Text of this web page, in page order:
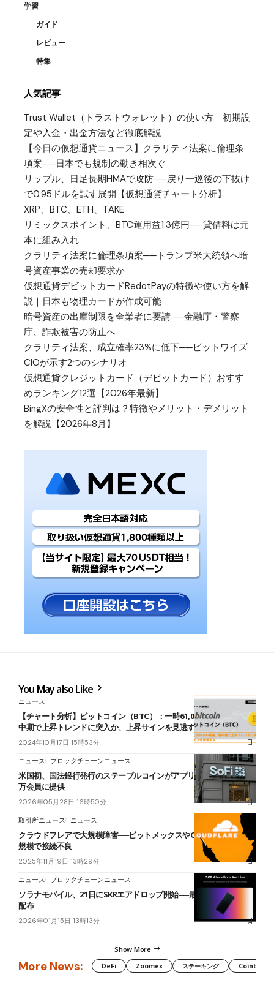
学習
ガイド
レビュー
特集
人気記事
Trust Wallet（トラストウォレット）の使い方｜初期設
定や入金・出金方法など徹底解説
【今日の仮想通貨ニュース】クラリティ法案に倫理条
項案──日本でも規制の動き相次ぐ
リップル、日足長期HMAで攻防──戻り一巡後の下抜け
で0.95ドルを試す展開【仮想通貨チャート分析】
XRP、BTC、ETH、TAKE
リミックスポイント、BTC運用益1.3億円──貸借料は元
本に組み入れ
クラリティ法案に倫理条項案──トランプ米大統領へ暗
号資産事業の売却要求か
仮想通貨デビットカードRedotPayの特徴や使い方を解
説｜日本も物理カードが作成可能
暗号資産の出庫制限を全業者に要請──金融庁・警察
庁、詐欺被害の防止へ
クラリティ法案、成立確率23%に低下──ビットワイズ
CIOが示す2つのシナリオ
仮想通貨クレジットカード（デビットカード）おすす
めランキング12選【2026年最新】
BingXの安全性と評判は？特徴やメリット・デメリット
を解説【2026年8月】
You May also Like
ニュース
【チャート分析】ビットコイン（BTC）：一時61,000ドル突破、短
中期で上昇トレンドに突入か、上昇サインを見逃すな【9月18日】
2024年10月17日 15時53分
ニュース ブロックチェーンニュース
米国初、国法銀行発行のステーブルコインがアプリに──SoFiが1,500
万会員に提供
2026年05月28日 16時50分
取引所ニュース ニュース
クラウドフレアで大規模障害──ビットメックスやChatGPTなど世界
規模で接続不良
2025年11月19日 13時29分
ニュース ブロックチェーンニュース
ソラナモバイル、21日にSKRエアドロップ開始──最大75万トークン
配布
2026年01月15日 13時13分
Show More
More News: DeFi Zoomex ステーキング Coinbase